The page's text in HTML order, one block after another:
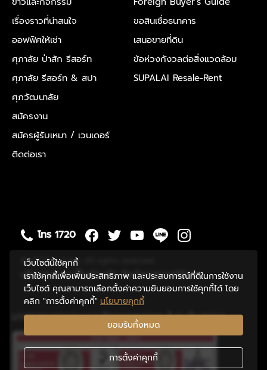
เรื่องราวที่น่าสนใจ
ออฟฟิศให้เช่า
ศุภาลัย ป่าสัก รีสอร์ท
ศุภาลัย รีสอร์ท & สปา
ศุภวัฒนาลัย
สมัครงาน
สมัครผู้รับเหมา / เวนเดอร์
ติดต่อเรา
ขอสินเชื่อธนาคาร
เสนอขายที่ดิน
ข้อห่วงกังวลต่อสิ่งแวดล้อม
SUPALAI Resale-Rent
โทร 1720
© 2020 Supalai. All rights reserved
นโยบายความเป็นส่วนตัวข้อกำหนดการใช้งาน
มาตรฐานของระบบบริหารคุณภาพ ในระดับสากล
เว็บไซต์นี้ใช้คุกกี้
เราใช้คุกกี้เพื่อเพิ่มประสิทธิภาพ และประสบการณ์ที่ดีในการใช้งาน
เว็บไซต์ คุณสามารถเลือกตั้งค่าความยินยอมการใช้คุกกี้ได้ โดย
คลิก "การตั้งค่าคุกกี้" นโยบายคุกกี้
ยอมรับทั้งหมด
การตั้งค่าคุกกี้